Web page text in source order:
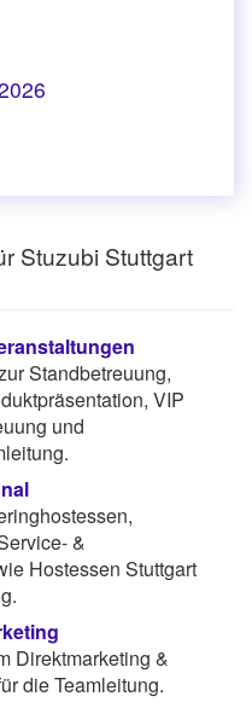
Stuzubi Stuttgart
Standbetreuung,
VIP
und
&
Hostessen Stuttgart
Direktmarketing &
die Teamleitung.